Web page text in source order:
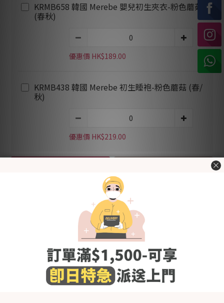
KRMB658 韓國 Merebe 嬰兒初生夾衣-粉色蘑菇
(春秋)
優惠價 HK$189.00
KRMB438 韓國 Merebe 初生睡袍-粉色蘑菇 (春/
秋)
優惠價 HK$219.00
加入追蹤清單
商品描述
送貨及付款方
式
顧客評價
- Made in Korea -
100%棉質料，質地柔軟無刺激，呵護BB柔嫩肌膚。適合春,秋天